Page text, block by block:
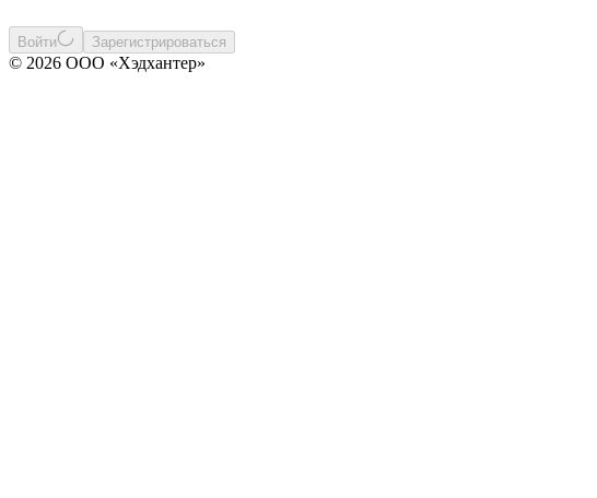
Войти Зарегистрироваться
© 2026 ООО «Хэдхантер»